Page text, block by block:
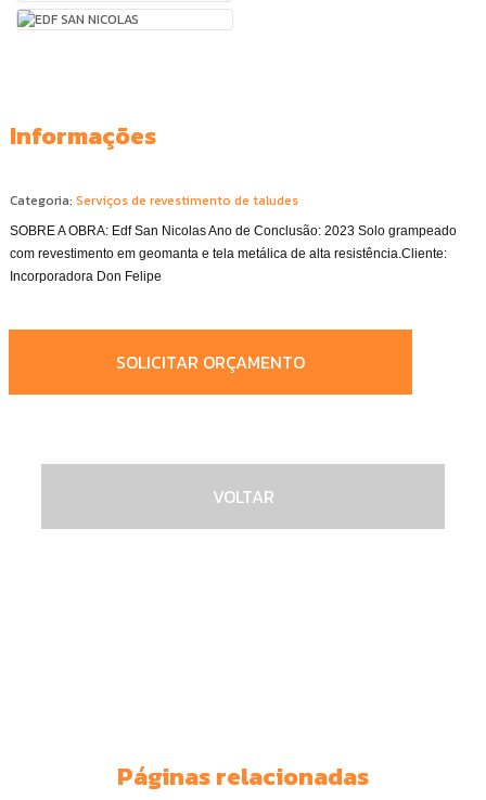
Informações
Categoria: Serviços de revestimento de taludes
SOBRE A OBRA: Edf San Nicolas Ano de Conclusão: 2023 Solo grampeado
com revestimento em geomanta e tela metálica de alta resistência.Cliente:
Incorporadora Don Felipe
SOLICITAR ORÇAMENTO
VOLTAR
Páginas relacionadas